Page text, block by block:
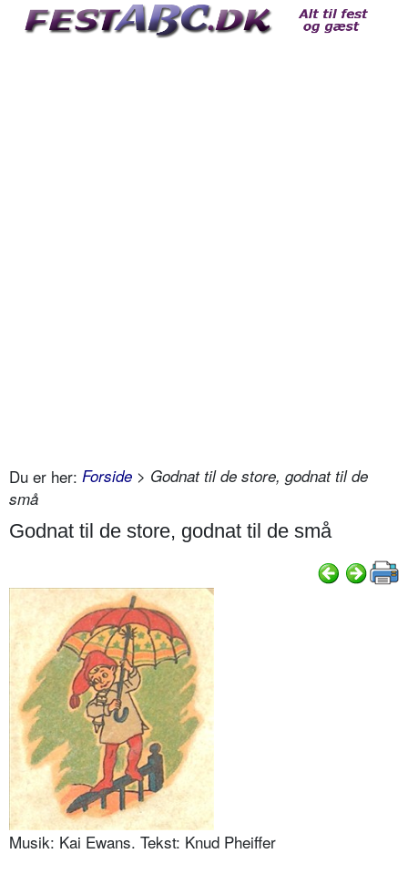
Du er her: Forside > Godnat til de store, godnat til de
små
Godnat til de store, godnat til de små
Musik: Kai Ewans. Tekst: Knud Pheiffer